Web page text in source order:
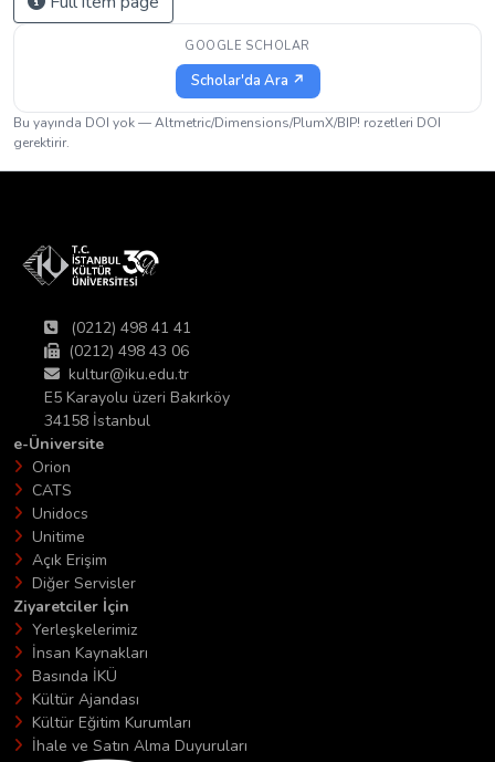
GOOGLE SCHOLAR
Scholar'da Ara ↗
Bu yayında DOI yok — Altmetric/Dimensions/PlumX/BIP! rozetleri DOI
gerektirir.
(0212) 498 41 41
(0212) 498 43 06
kultur@iku.edu.tr
E5 Karayolu üzeri Bakırköy
34158 İstanbul
e-Üniversite
Orion
CATS
Unidocs
Unitime
Açık Erişim
Diğer Servisler
Ziyaretciler İçin
Yerleşkelerimiz
İnsan Kaynakları
Basında İKÜ
Kültür Ajandası
Kültür Eğitim Kurumları
İhale ve Satın Alma Duyuruları